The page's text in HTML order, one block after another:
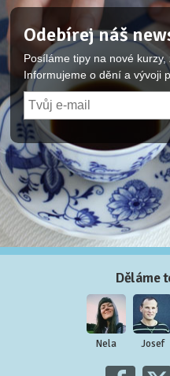
Odebírej náš
Posíláme tipy na nové
Informujeme o dění a vývoji
Děláme
Nela Josef